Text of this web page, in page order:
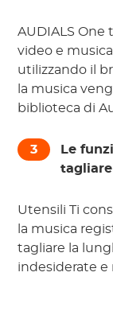
AUDIALS
video e
utilizzando il
la musica
biblioteca di
3
Le
UtensiliTi
la musica
tagliare la
indesiderate e